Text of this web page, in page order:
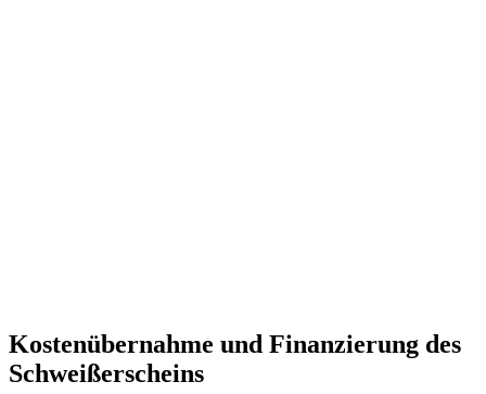
Kostenübernahme und Finanzierung des
Schweißerscheins